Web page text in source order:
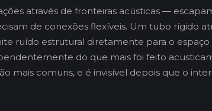
através de fronteiras acústicas —
de conexões flexíveis. Um tubo rígido
ruído estrutural diretamente para o
do que mais foi feito
mais comuns, e é invisível depois que o